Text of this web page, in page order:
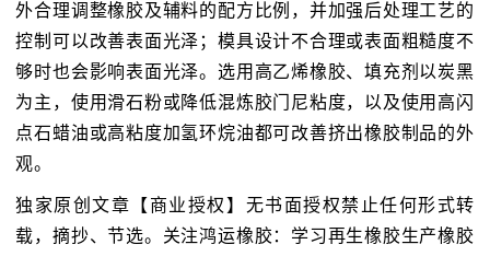
外合理调整橡胶及辅料的配方比例，并加强后处理工艺的
控制可以改善表面光泽；模具设计不合理或表面粗糙度不
够时也会影响表面光泽。选用高乙烯橡胶、填充剂以炭黑
为主，使用滑石粉或降低混炼胶门尼粘度，以及使用高闪
点石蜡油或高粘度加氢环烷油都可改善挤出橡胶制品的外
观。
独家原创文章【商业授权】无书面授权禁止任何形式转
载，摘抄、节选。关注鸿运橡胶：学习再生橡胶生产橡胶